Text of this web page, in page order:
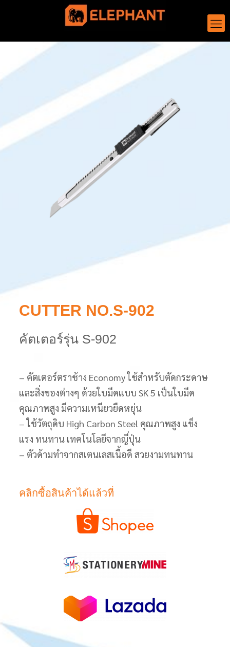
CUTTER NO.S-902
คัตเตอร์รุ่น S-902
– คัตเตอร์ตราช้าง Economy ใช้สำหรับตัดกระดาษ
และสิ่งของต่างๆ ด้วยใบมีดแบบ SK 5 เป็นใบมีด
คุณภาพสูง มีความเหนียวยืดหยุ่น
– ใช้วัตถุดิบ High Carbon Steel คุณภาพสูง แข็ง
แรง ทนทาน เทคโนโลยีจากญี่ปุ่น
– ตัวด้ามทำจากสเตนเลสเนื้อดี สวยงามทนทาน
คลิกซื้อสินค้าได้แล้วที่